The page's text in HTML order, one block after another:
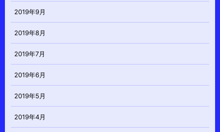
2019年9月
2019年8月
2019年7月
2019年6月
2019年5月
2019年4月